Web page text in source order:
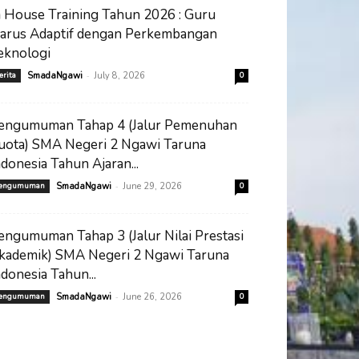
House Training Tahun 2026 : Guru
Adaptif dengan Perkembangan
SmadaNgawi - July 8, 2026 0
Tahap 4 (Jalur Pemenuhan
SMA Negeri 2 Ngawi Taruna
Tahun Ajaran...
SmadaNgawi - June 29, 2026 0
Tahap 3 (Jalur Nilai Prestasi
SMA Negeri 2 Ngawi Taruna
Tahun...
SmadaNgawi - June 26, 2026 0